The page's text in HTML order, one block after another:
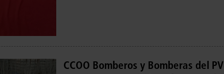
CCOO Bomberos y Bomberas del PV